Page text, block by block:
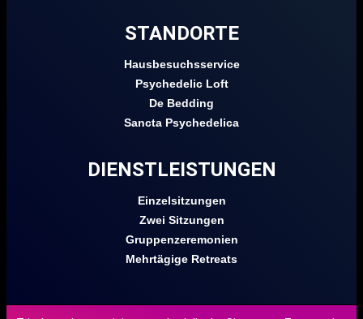
STANDORTE
Hausbesuchsservice
Psychedelic Loft
De Bedding
Sancta Psychedelica
DIENSTLEISTUNGEN
Einzelsitzungen
Zwei Sitzungen
Gruppenzeremonien
Mehrtägige Retreats